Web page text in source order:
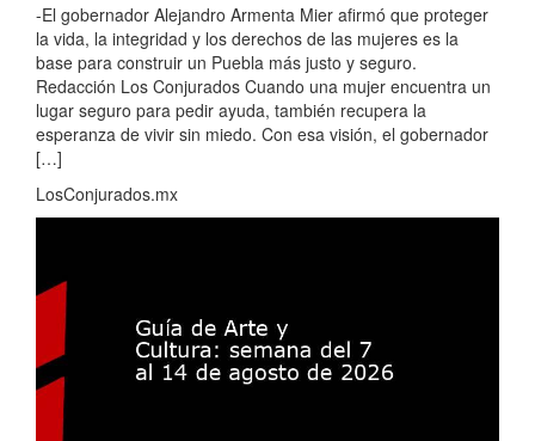
-El gobernador Alejandro Armenta Mier afirmó que proteger
la vida, la integridad y los derechos de las mujeres es la
base para construir un Puebla más justo y seguro.
Redacción Los Conjurados Cuando una mujer encuentra un
lugar seguro para pedir ayuda, también recupera la
esperanza de vivir sin miedo. Con esa visión, el gobernador
[…]
LosConjurados.mx